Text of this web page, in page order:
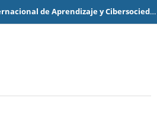
TEXTOS. Revista Internacional de Aprendizaje y Cibersociedad